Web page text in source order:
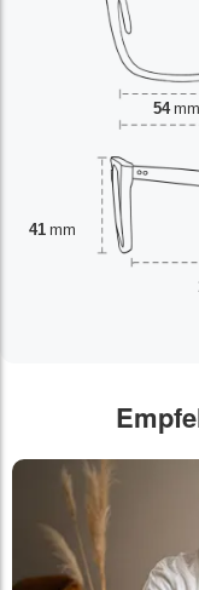
54 mm
41 mm